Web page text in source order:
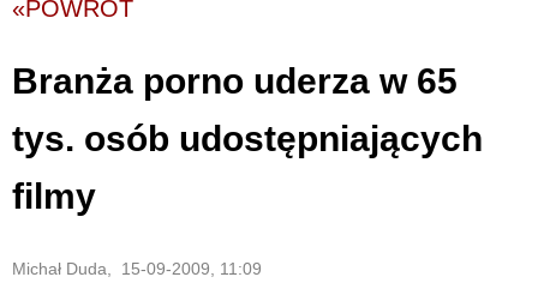
«POWRÓT
Branża porno uderza w 65
tys. osób udostępniających
filmy
Michał Duda, 15-09-2009, 11:09